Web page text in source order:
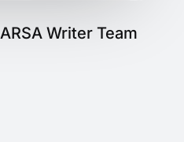
Writer Team